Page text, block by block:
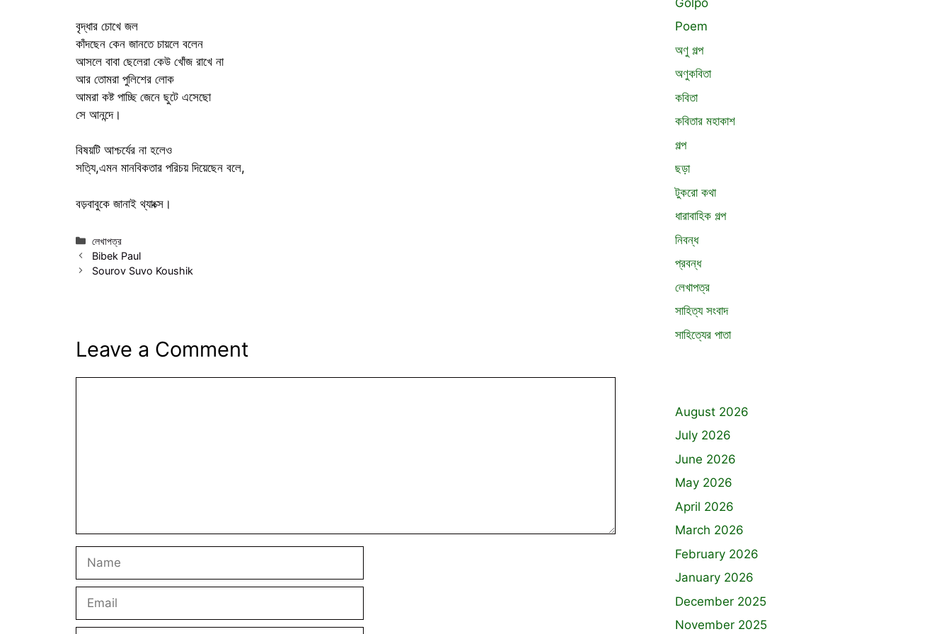
বৃদ্ধার চোখে জল
কাঁদছেন কেন জানতে চায়লে বলেন
আসলে বাবা ছেলেরা কেউ খোঁজ রাখে না
আর তোমরা পুলিশের লোক
আমরা কষ্ট পাচ্ছি জেনে ছুটে এসেছো
সে আনন্দে।
বিষয়টি আশ্চর্যের না হলেও
সত্যি,এমন মানবিকতার পরিচয় দিয়েছেন বলে,
বড়বাবুকে জানাই থ্যাংক্স।
Categories
লেখাপত্র
Bibek Paul
Sourov Suvo Koushik
Leave a Comment
Poem
অণু গল্প
অণুকবিতা
কবিতা
কবিতার মহাকাশ
গল্প
ছড়া
টুকরো কথা
ধারাবাহিক গল্প
নিবন্ধ
প্রবন্ধ
লেখাপত্র
সাহিত্য সংবাদ
সাহিত্যের পাতা
August 2026
July 2026
June 2026
May 2026
April 2026
March 2026
February 2026
January 2026
December 2025
November 2025